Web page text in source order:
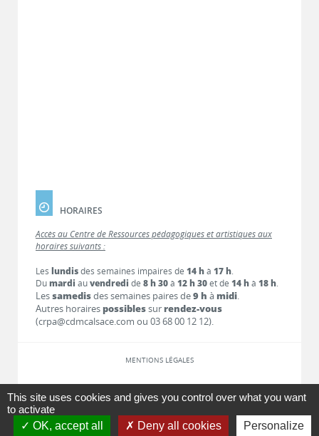
HORAIRES
Accès au Centre de Ressources pédagogiques et artistiques aux
horaires suivants :
Les lundisdes semaines impaires de 14 hà 17 h.
Dumardi auvendredi de 8 h 30à 12 h 30et de 14 hà 18 h.
Lessamedisdes semaines paires de9 h à midi.
Autres horaires possiblessur rendez-vous
(crpa@cdmcalsace.com ou 03 68 00 12 12).
MENTIONS LÉGALES
LIENS
CONTACT
This site uses cookies and gives you control over what you want
to activate
OK, accept all
Deny all cookies Personalize